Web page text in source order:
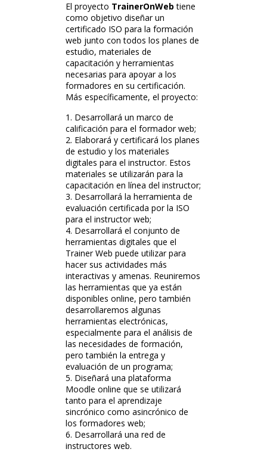
El proyecto TrainerOnWebtiene
como objetivo diseñar un
certificado ISO para la formación
web junto con todos los planes de
estudio, materiales de
capacitación y herramientas
necesarias para apoyar a los
formadores en su certificación.
Más específicamente, el proyecto:
Desarrollará un marco de
calificación para el formador web;
Elaborará y certificará los planes
de estudio y los materiales
digitales para el instructor. Estos
materiales se utilizarán para la
capacitación en línea del instructor;
Desarrollará la herramienta de
evaluación certificada por la ISO
para el instructor web;
Desarrollará el conjunto de
herramientas digitales que el
Trainer Web puede utilizar para
hacer sus actividades más
interactivas y amenas. Reuniremos
las herramientas que ya están
disponibles online, pero también
desarrollaremos algunas
herramientas electrónicas,
especialmente para el análisis de
las necesidades de formación,
pero también la entrega y
evaluación de un programa;
Diseñará una plataforma
Moodle online que se utilizará
tanto para el aprendizaje
sincrónico como asincrónico de
los formadores web;
Desarrollará una red de
instructores web.